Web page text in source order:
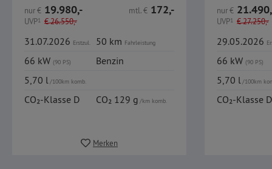
nur€ 19.980,-
UVP1 €26.550,-
mtl.€ 172,-
31.07.2026 Erstzul. 50 km Fahrleistung
66 kW (90 PS)
Benzin
5,70 l/100km komb.
CO₂-Klasse D CO₂ 129 g/km komb.
Merken
nur€
UVP1 €27.250,-
29.05.2026
66 kW (90 PS)
5,70 l/100km
CO₂-Klasse D